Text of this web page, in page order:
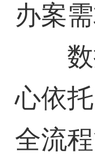
办案需
数
心依
全流